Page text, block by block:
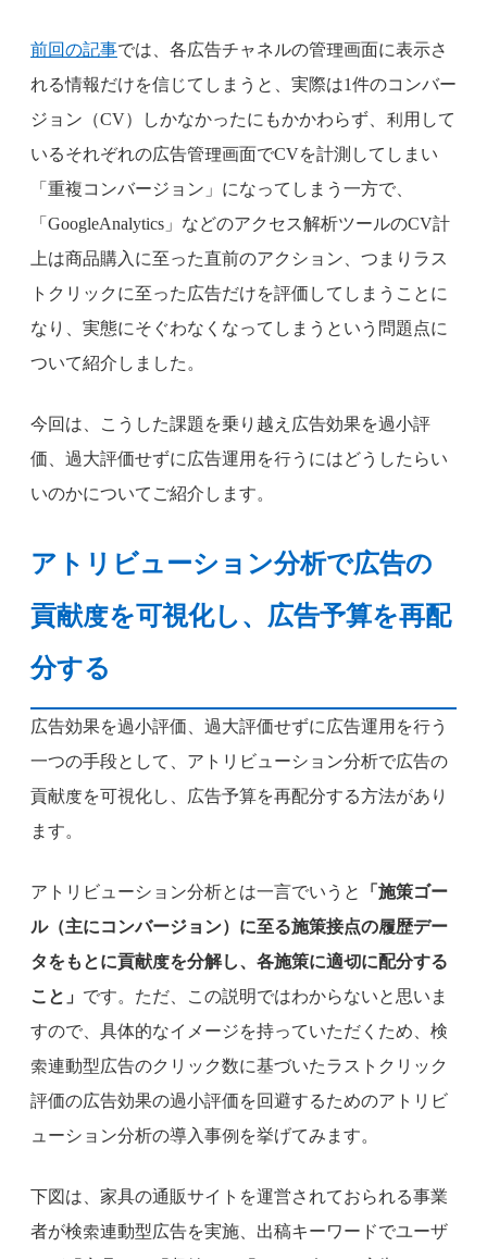
前回の記事では、各広告チャネルの管理画面に表示さ
れる情報だけを信じてしまうと、実際は1件のコンバー
ジョン（CV）しかなかったにもかかわらず、利用して
いるそれぞれの広告管理画面でCVを計測してしまい
「重複コンバージョン」になってしまう一方で、
「GoogleAnalytics」などのアクセス解析ツールのCV計
上は商品購入に至った直前のアクション、つまりラス
トクリックに至った広告だけを評価してしまうことに
なり、実態にそぐわなくなってしまうという問題点に
ついて紹介しました。
今回は、こうした課題を乗り越え広告効果を過小評
価、過大評価せずに広告運用を行うにはどうしたらい
いのかについてご紹介します。
アトリビューション分析で広告の
貢献度を可視化し、広告予算を再配
分する
広告効果を過小評価、過大評価せずに広告運用を行う
一つの手段として、アトリビューション分析で広告の
貢献度を可視化し、広告予算を再配分する方法があり
ます。
アトリビューション分析とは一言でいうと
「施策ゴー
ル（主にコンバージョン）に至る施策接点の履歴デー
タをもとに貢献度を分解し、各施策に適切に配分する
こと」 です。ただ、この説明ではわからないと思いま
すので、具体的なイメージを持っていただくため、検
索連動型広告のクリック数に基づいたラストクリック
評価の広告効果の過小評価を回避するためのアトリビ
ューション分析の導入事例を挙げてみます。
下図は、家具の通販サイトを運営されておられる事業
者が検索連動型広告を実施、出稿キーワードでユーザ